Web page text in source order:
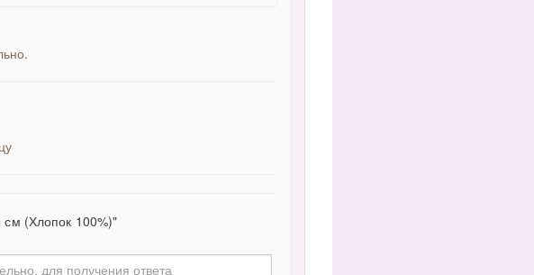
(Хлопок 100%)"